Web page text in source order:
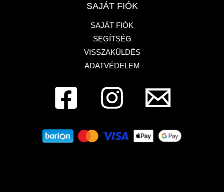
SAJÁT FIÓK
SAJÁT FIÓK
SEGÍTSÉG
VISSZAKÜLDÉS
ADATVÉDELEM